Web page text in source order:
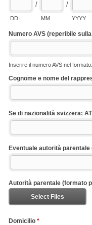
/
DD
/
MM YYYY
Numero AVS (reperibile
Inserire il numero AVS nel
Cognome e nome del
Se di nazionalità svizzera:
Eventuale autorità
Autorità parentale (formato
Select Files
Domicilio *